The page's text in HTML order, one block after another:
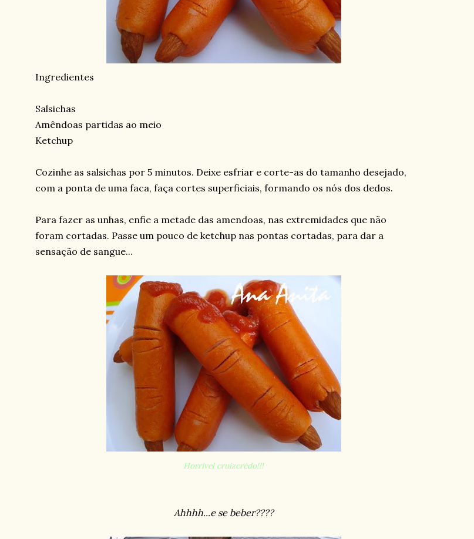
Ingredientes
Salsichas
Amêndoas partidas ao meio
Ketchup
Cozinhe as salsichas por 5 minutos. Deixe esfriar e corte-as do tamanho desejado,
com a ponta de uma faca, faça cortes superficiais, formando os nós dos dedos.
Para fazer as unhas, enfie a metade das amendoas, nas extremidades que não
foram cortadas. Passe um pouco de ketchup nas pontas cortadas, para dar a
sensação de sangue...
Horrível cruizcrédo!!!
Ahhhh...e se beber????